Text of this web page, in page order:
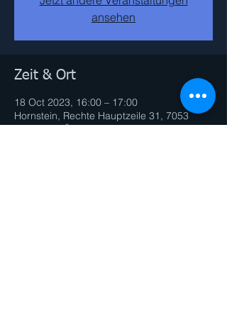
ansehen
Zeit & Ort
18 Oct 2023, 16:00 – 17:00
Hornstein, Rechte Hauptzeile 31, 7053
Hornstein, Österreich